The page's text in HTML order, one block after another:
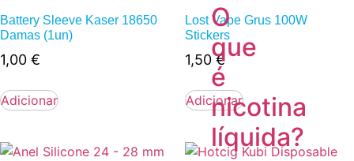
O
que
é
nicotina
líquida?
Battery Sleeve Kaser 18650
Damas (1un)
1,00 €
Adicionar
Lost Vape Grus 100W
Stickers
1,50€
Adicionar